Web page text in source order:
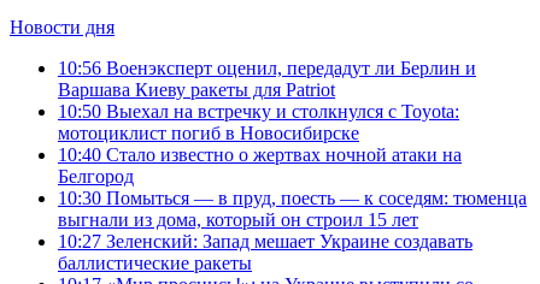
Новости дня
10:56 Военэксперт оценил, передадут ли Берлин и
Варшава Киеву ракеты для Patriot
10:50 Выехал на встречку и столкнулся с Toyota:
мотоциклист погиб в Новосибирске
10:40 Стало известно о жертвах ночной атаки на
Белгород
10:30 Помыться — в пруд, поесть — к соседям: тюменца
выгнали из дома, который он строил 15 лет
10:27 Зеленский: Запад мешает Украине создавать
баллистические ракеты